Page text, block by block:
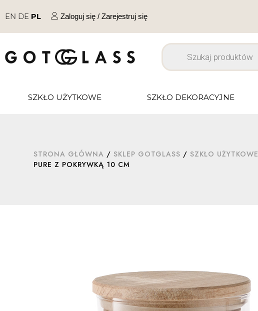
EN DE PL Zaloguj się / Zarejestruj się
SZKŁO UŻYTKOWE SZKŁO DEKORACYJNE
STRONA GŁÓWNA / SKLEP GOTGLASS / SZKŁO UŻYTKOWE
PURE Z POKRYWKĄ 10 CM